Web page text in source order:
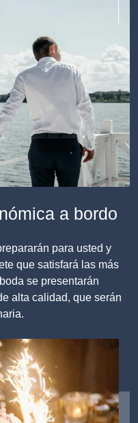
a bordo
para usted y
que satisfará las más
se presentarán
alta calidad, que serán